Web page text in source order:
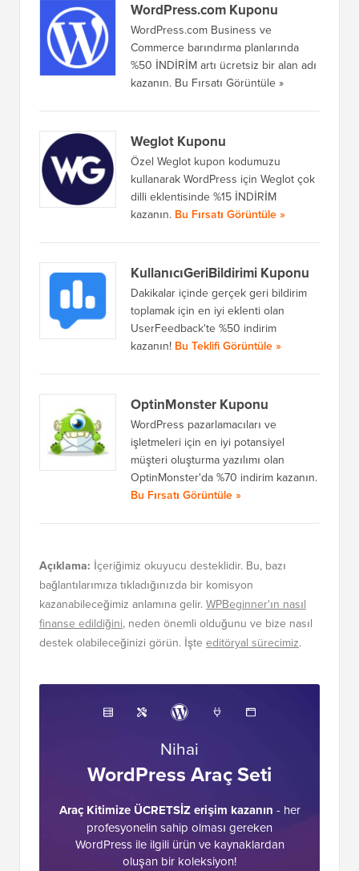
WordPress.com Kuponu
WordPress.com Business ve
Commerce barındırma planlarında
%50 İNDİRİM artı ücretsiz bir alan adı
kazanın. Bu Fırsatı Görüntüle »
Weglot Kuponu
Özel Weglot kupon kodumuzu
kullanarak WordPress için Weglot çok
dilli eklentisinde %15 İNDİRİM
kazanın. Bu Fırsatı Görüntüle »
KullanıcıGeriBildirimi Kuponu
Dakikalar içinde gerçek geri bildirim
toplamak için en iyi eklenti olan
UserFeedback'te %50 indirim
kazanın! Bu Teklifi Görüntüle »
OptinMonster Kuponu
WordPress pazarlamacıları ve
işletmeleri için en iyi potansiyel
müşteri oluşturma yazılımı olan
OptinMonster'da %70 indirim kazanın.
Bu Fırsatı Görüntüle »
Açıklama: İçeriğimiz okuyucu desteklidir. Bu, bazı
bağlantılarımıza tıkladığınızda bir komisyon
kazanabileceğimiz anlamına gelir. WPBeginner'ın nasıl
finanse edildiğini, neden önemli olduğunu ve bize nasıl
destek olabileceğinizi görün. İşte editöryal sürecimiz.
Nihai
WordPress Araç Seti
Araç Kitimize ÜCRETSİZ erişim kazanın - her
profesyonelin sahip olması gereken
WordPress ile ilgili ürün ve kaynaklardan
oluşan bir koleksiyon!